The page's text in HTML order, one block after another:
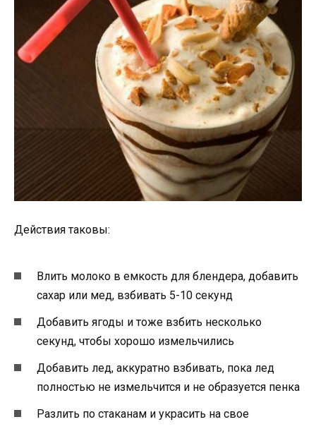
Действия таковы:
Влить молоко в емкость для блендера, добавить
сахар или мед, взбивать 5-10 секунд
Добавить ягоды и тоже взбить несколько
секунд, чтобы хорошо измельчились
Добавить лед, аккуратно взбивать, пока лед
полностью не измельчится и не образуется пенка
Разлить по стаканам и украсить на свое